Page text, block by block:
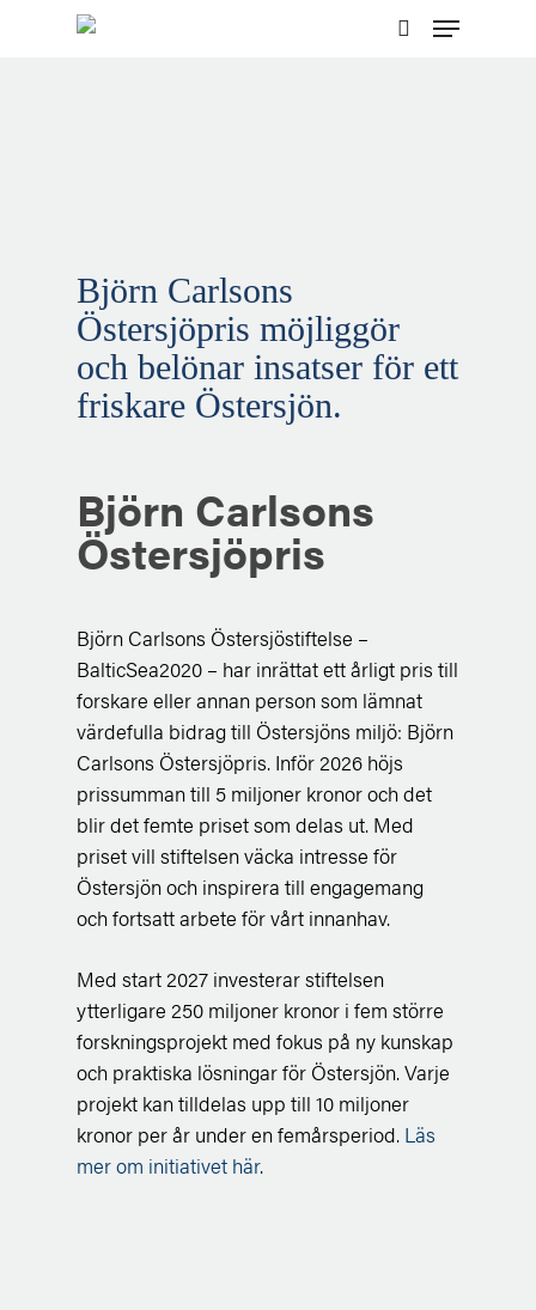
Menu
Björn Carlsons
Östersjöpris möjliggör
och belönar insatser för ett
friskare Östersjön.
Björn Carlsons
Östersjöpris
Björn Carlsons Östersjöstiftelse –
BalticSea2020 – har inrättat ett årligt pris till
forskare eller annan person som lämnat
värdefulla bidrag till Östersjöns miljö: Björn
Carlsons Östersjöpris. Inför 2026 höjs
prissumman till 5 miljoner kronor och det
blir det femte priset som delas ut. Med
priset vill stiftelsen väcka intresse för
Östersjön och inspirera till engagemang
och fortsatt arbete för vårt innanhav.
Med start 2027 investerar stiftelsen
ytterligare 250 miljoner kronor i fem större
forskningsprojekt med fokus på ny kunskap
och praktiska lösningar för Östersjön. Varje
projekt kan tilldelas upp till 10 miljoner
kronor per år under en femårsperiod. Läs
mer om initiativet här.